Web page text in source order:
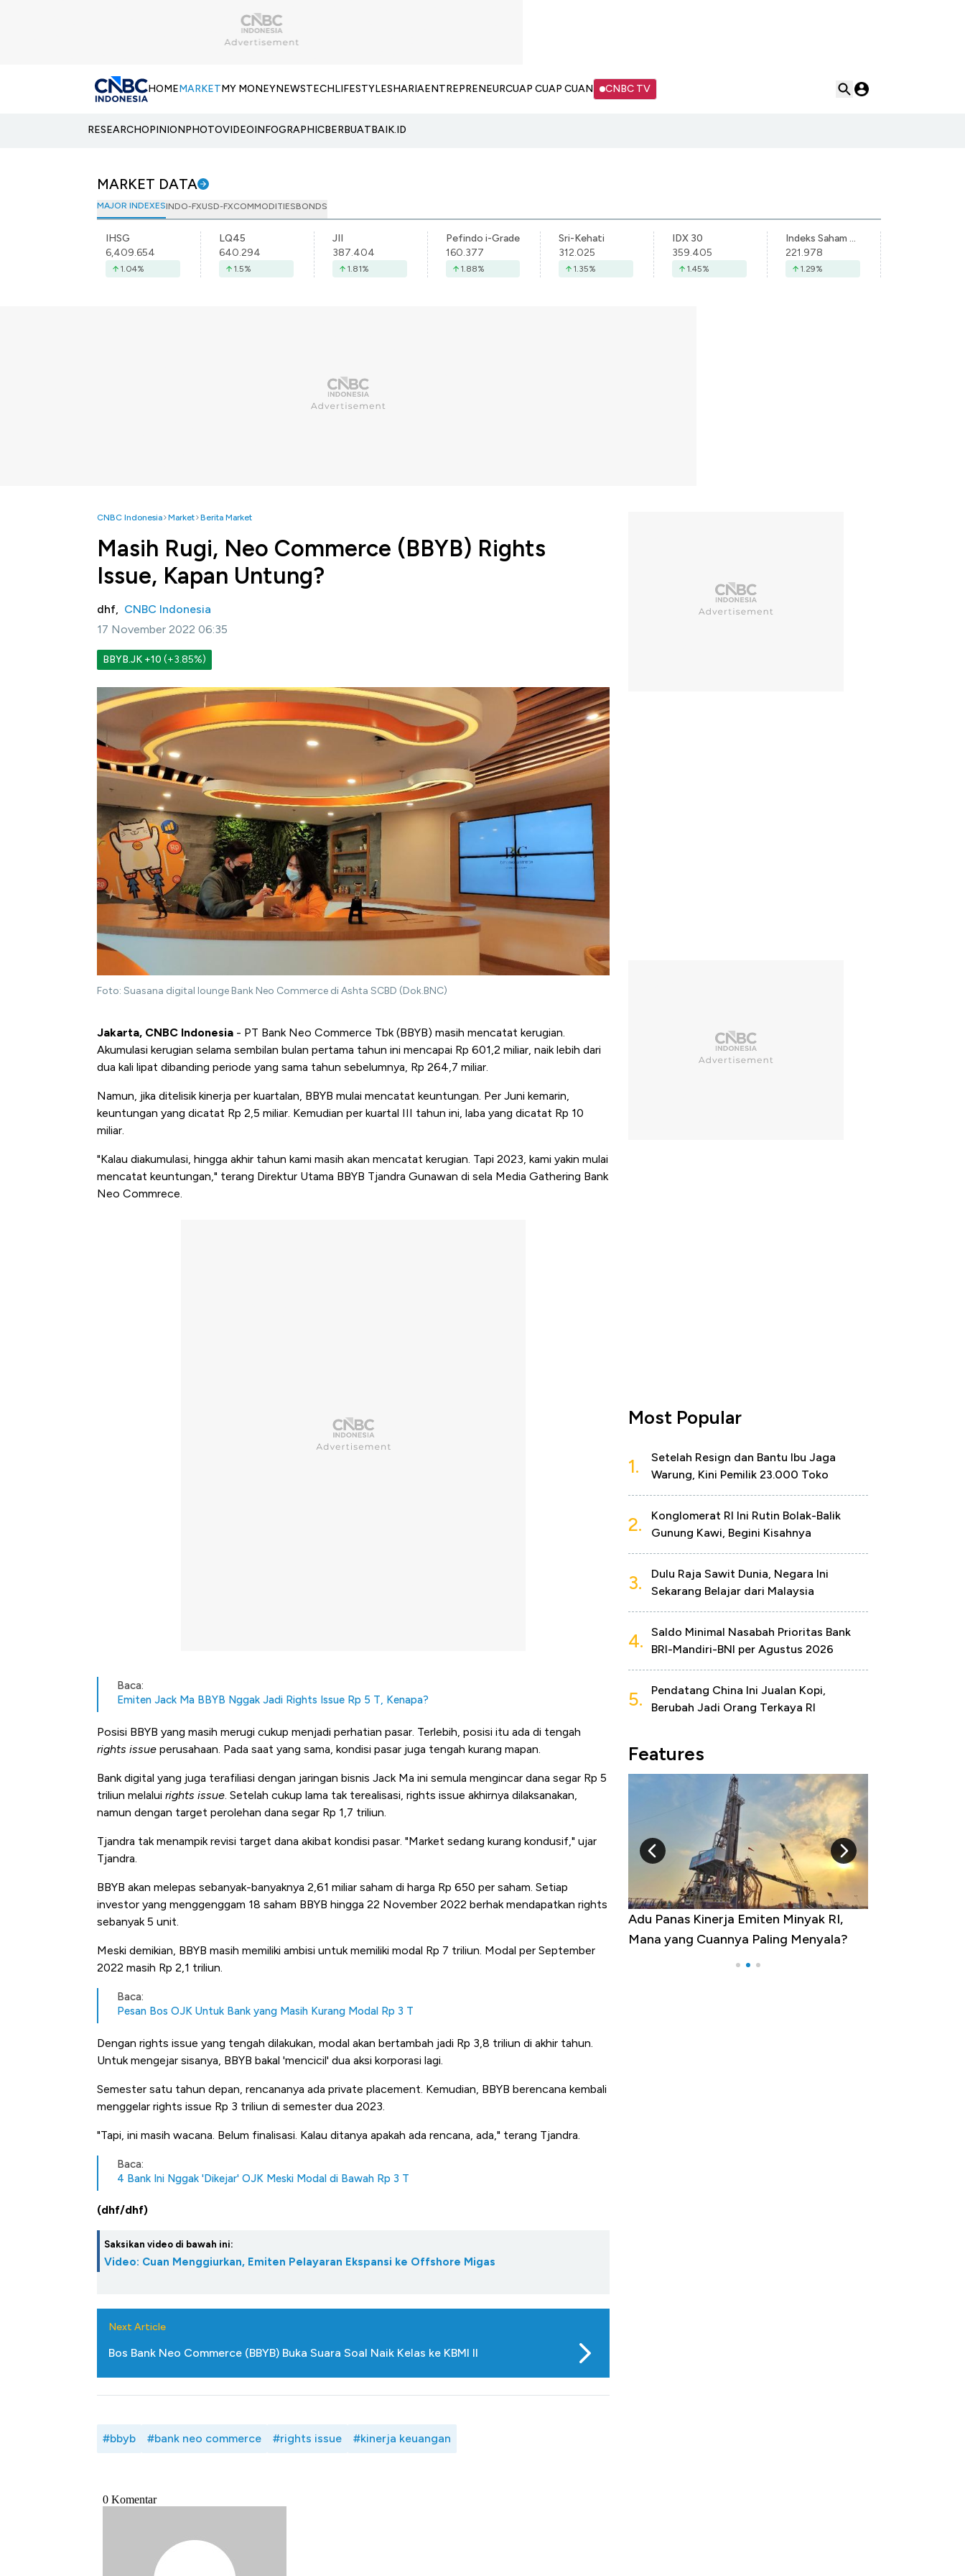
HOMEMARKETMY MONEYNEWSTECHLIFESTYLESHARIAENTREPRENEURCUAP CUAP CUAN CNBC TV
RESEARCHOPINIONPHOTOVIDEOINFOGRAPHICBERBUATBAIK.ID
MARKET DATA
MAJOR INDEXESINDO-FXUSD-FXCOMMODITIESBONDS
IHSG
6,409.654
1.04%
LQ45
640.294
1.5%
JII
387.404
1.81%
Pefindo i-Grade
160.377
1.88%
Sri-Kehati
312.025
1.35%
IDX 30
359.405
1.45%
Indeks Saham Syariah Indonesia
221.978
1.29%
CNBC Indonesia Market Berita Market
Masih Rugi, Neo Commerce (BBYB) Rights
Issue, Kapan Untung?
dhf, CNBC Indonesia
17 November 2022 06:35
BBYB.JK +10 (+3.85%)
Foto: Suasana digital lounge Bank Neo Commerce di Ashta SCBD (Dok.BNC)
Jakarta, CNBC Indonesia - PT Bank Neo Commerce Tbk (BBYB) masih mencatat kerugian.
Akumulasi kerugian selama sembilan bulan pertama tahun ini mencapai Rp 601,2 miliar, naik lebih dari
dua kali lipat dibanding periode yang sama tahun sebelumnya, Rp 264,7 miliar.
Namun, jika ditelisik kinerja per kuartalan, BBYB mulai mencatat keuntungan. Per Juni kemarin,
keuntungan yang dicatat Rp 2,5 miliar. Kemudian per kuartal III tahun ini, laba yang dicatat Rp 10
miliar.
"Kalau diakumulasi, hingga akhir tahun kami masih akan mencatat kerugian. Tapi 2023, kami yakin mulai
mencatat keuntungan," terang Direktur Utama BBYB Tjandra Gunawan di sela Media Gathering Bank
Neo Commrece.
Baca:
Emiten Jack Ma BBYB Nggak Jadi Rights Issue Rp 5 T, Kenapa?
Posisi BBYB yang masih merugi cukup menjadi perhatian pasar. Terlebih, posisi itu ada di tengah
rights issue perusahaan. Pada saat yang sama, kondisi pasar juga tengah kurang mapan.
Bank digital yang juga terafiliasi dengan jaringan bisnis Jack Ma ini semula mengincar dana segar Rp 5
triliun melalui rights issue. Setelah cukup lama tak terealisasi, rights issue akhirnya dilaksanakan,
namun dengan target perolehan dana segar Rp 1,7 triliun.
Tjandra tak menampik revisi target dana akibat kondisi pasar. "Market sedang kurang kondusif," ujar
Tjandra.
BBYB akan melepas sebanyak-banyaknya 2,61 miliar saham di harga Rp 650 per saham. Setiap
investor yang menggenggam 18 saham BBYB hingga 22 November 2022 berhak mendapatkan rights
sebanyak 5 unit.
Meski demikian, BBYB masih memiliki ambisi untuk memiliki modal Rp 7 triliun. Modal per September
2022 masih Rp 2,1 triliun.
Baca:
Pesan Bos OJK Untuk Bank yang Masih Kurang Modal Rp 3 T
Dengan rights issue yang tengah dilakukan, modal akan bertambah jadi Rp 3,8 triliun di akhir tahun.
Untuk mengejar sisanya, BBYB bakal 'mencicil' dua aksi korporasi lagi.
Semester satu tahun depan, rencananya ada private placement. Kemudian, BBYB berencana kembali
menggelar rights issue Rp 3 triliun di semester dua 2023.
"Tapi, ini masih wacana. Belum finalisasi. Kalau ditanya apakah ada rencana, ada," terang Tjandra.
Baca:
4 Bank Ini Nggak 'Dikejar' OJK Meski Modal di Bawah Rp 3 T
(dhf/dhf)
Saksikan video di bawah ini:
Video: Cuan Menggiurkan, Emiten Pelayaran Ekspansi ke Offshore Migas
Next Article
Bos Bank Neo Commerce (BBYB) Buka Suara Soal Naik Kelas ke KBMI II
#bbyb #bank neo commerce #rights issue #kinerja keuangan
Most Popular
1.
Setelah Resign dan Bantu Ibu Jaga
Warung, Kini Pemilik 23.000 Toko
2.
Konglomerat RI Ini Rutin Bolak-Balik
Gunung Kawi, Begini Kisahnya
3.
Dulu Raja Sawit Dunia, Negara Ini
Sekarang Belajar dari Malaysia
4.
Saldo Minimal Nasabah Prioritas Bank
BRI-Mandiri-BNI per Agustus 2026
5.
Pendatang China Ini Jualan Kopi,
Berubah Jadi Orang Terkaya RI
Features
Adu Panas Kinerja Emiten Minyak RI,
Mana yang Cuannya Paling Menyala?